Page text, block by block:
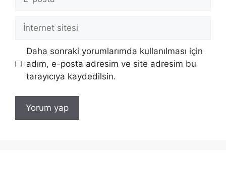
posta
İnternet
Daha sonraki yorumlarımda kullanılması için
adım, e-posta adresim ve site adresim bu
tarayıcıya kaydedilsin.